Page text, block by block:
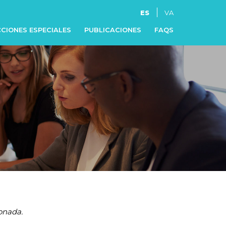
ES VA
ESPECIALES PUBLICACIONES FAQS